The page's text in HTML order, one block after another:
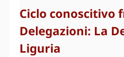
Ciclo conoscitivo
Delegazioni: La
Liguria